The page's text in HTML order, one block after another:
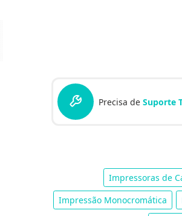
Precisa de Suporte
Impressoras de
Impressão Monocromática